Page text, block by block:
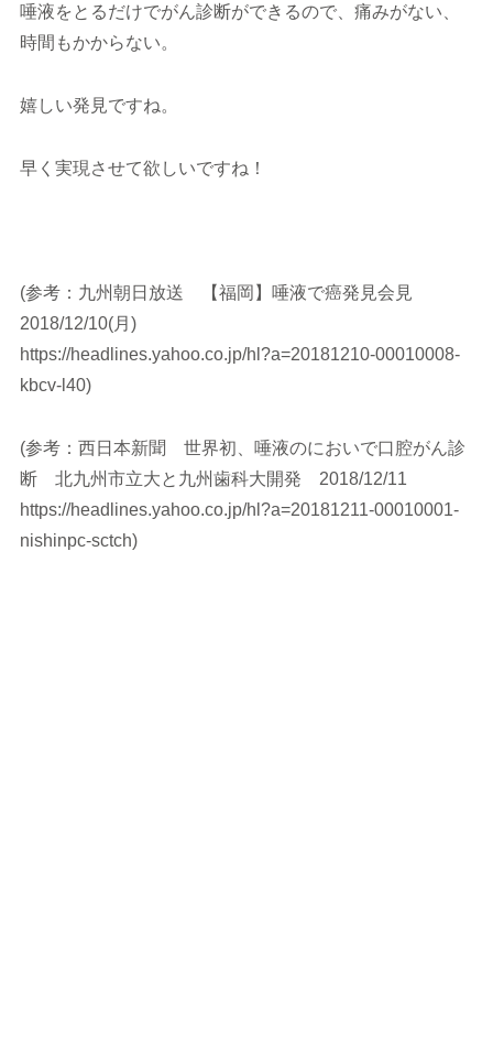
唾液をとるだけでがん診断ができるので、痛みがない、
時間もかからない。
嬉しい発見ですね。
早く実現させて欲しいですね！
(参考：九州朝日放送 【福岡】唾液で癌発見会見
2018/12/10(月)
https://headlines.yahoo.co.jp/hl?a=20181210-00010008-
kbcv-l40)
(参考：西日本新聞 世界初、唾液のにおいで口腔がん診
断 北九州市立大と九州歯科大開発 2018/12/11
https://headlines.yahoo.co.jp/hl?a=20181211-00010001-
nishinpc-sctch)